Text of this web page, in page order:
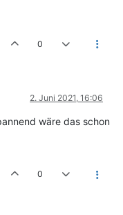
0
2. Juni 2021, 16:06
wäre das schon
0